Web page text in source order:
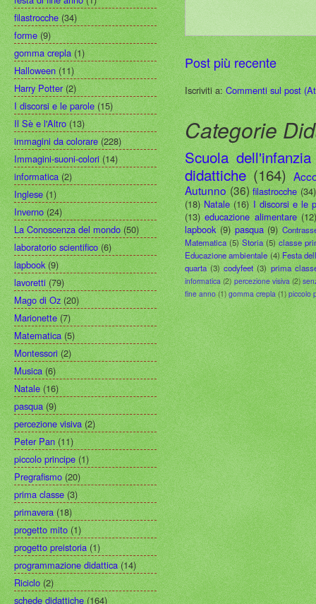
Post più recente
Iscriviti a:Commenti sul post
Categorie
Scuola dell'infanzia
didattiche (164)
Autunno (36) filastrocche (34)
(18) Natale (16) I discorsi e le
(13) educazione alimentare
lapbook (9) pasqua (9)
Matematica (5) Storia (5) classe
Educazione ambientale (4) Festa
quarta (3) codyfeet (3) prima
informatica (2) percezione visiva (2)
fine anno (1) gomma crepla (1) piccolo
filastrocche (34)
forme (9)
gomma crepla (1)
Halloween (11)
Harry Potter (2)
I discorsi e le parole (15)
Il Sè e l'Altro (13)
immagini da colorare (228)
Immagini-suoni-colori (14)
informatica (2)
Inglese (1)
Inverno (24)
La Conoscenza del mondo (50)
laboratorio scientifico (6)
lapbook (9)
lavoretti (79)
Mago di Oz (20)
Marionette (7)
Matematica (5)
Montessori (2)
Musica (6)
Natale (16)
pasqua (9)
percezione visiva (2)
Peter Pan (11)
piccolo principe (1)
Pregrafismo (20)
prima classe (3)
primavera (18)
progetto mito (1)
progetto preistoria (1)
programmazione didattica (14)
Riciclo (2)
schede didattiche (164)